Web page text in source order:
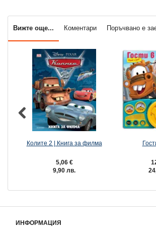
Вижте още... Коментари Поръчвано е
Колите 2 | Книга за филма
5,06 €
9,90 лв.
ИНФОРМАЦИЯ